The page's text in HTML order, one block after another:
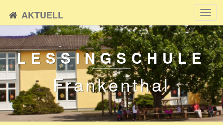
AKTUELL
LESSINGSCHULE
Frankenthal